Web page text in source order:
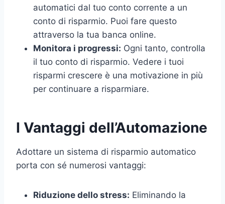
automatici dal tuo conto corrente a un
conto di risparmio. Puoi fare questo
attraverso la tua banca online.
Monitora i progressi: Ogni tanto, controlla
il tuo conto di risparmio. Vedere i tuoi
risparmi crescere è una motivazione in più
per continuare a risparmiare.
I Vantaggi dell’Automazione
Adottare un sistema di risparmio automatico
porta con sé numerosi vantaggi:
Riduzione dello stress: Eliminando la